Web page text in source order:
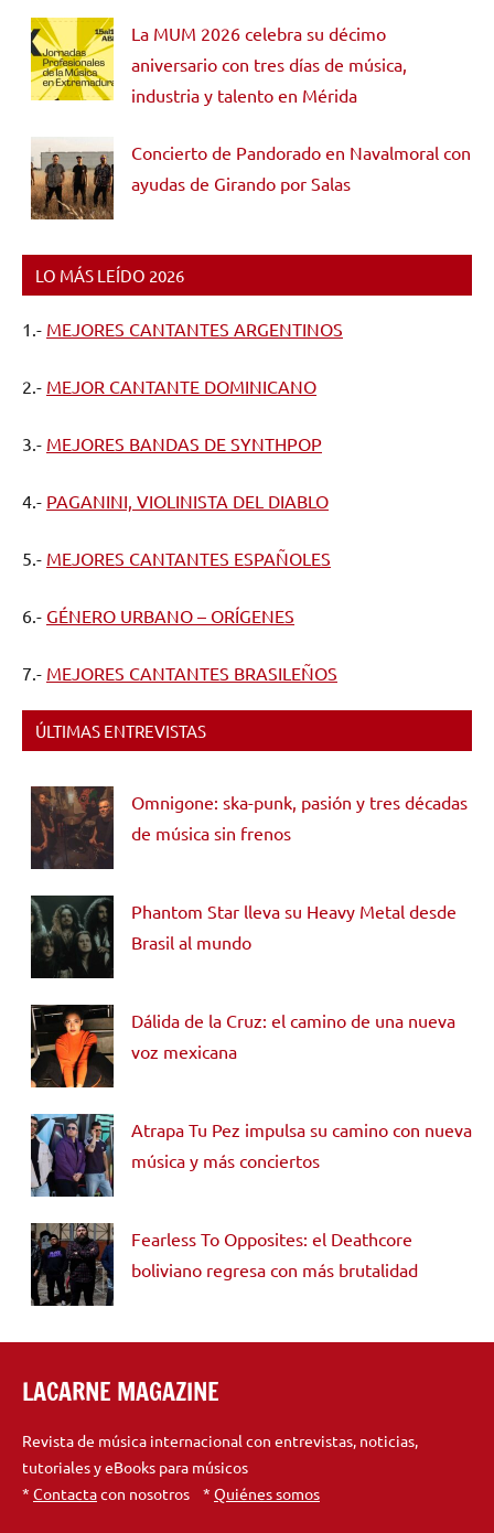
La MUM 2026 celebra su décimo
aniversario con tres días de música,
industria y talento en Mérida
Concierto de Pandorado en Navalmoral con
ayudas de Girando por Salas
LO MÁS LEÍDO 2026
1.- MEJORES CANTANTES ARGENTINOS
2.- MEJOR CANTANTE DOMINICANO
3.- MEJORES BANDAS DE SYNTHPOP
4.- PAGANINI, VIOLINISTA DEL DIABLO
5.- MEJORES CANTANTES ESPAÑOLES
6.- GÉNERO URBANO – ORÍGENES
7.- MEJORES CANTANTES BRASILEÑOS
ÚLTIMAS ENTREVISTAS
Omnigone: ska-punk, pasión y tres décadas
de música sin frenos
Phantom Star lleva su Heavy Metal desde
Brasil al mundo
Dálida de la Cruz: el camino de una nueva
voz mexicana
Atrapa Tu Pez impulsa su camino con nueva
música y más conciertos
Fearless To Opposites: el Deathcore
boliviano regresa con más brutalidad
LACARNE MAGAZINE
Revista de música internacional con entrevistas, noticias,
tutoriales y eBooks para músicos
* Contactacon nosotros * Quiénes somos